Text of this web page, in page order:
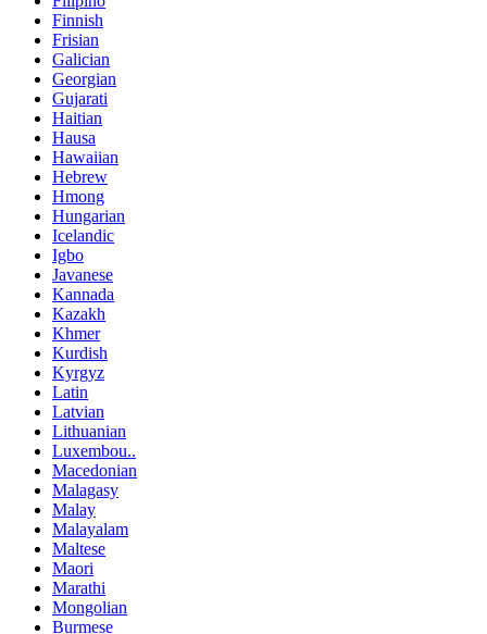
Finnish
Frisian
Galician
Georgian
Gujarati
Haitian
Hausa
Hawaiian
Hebrew
Hmong
Hungarian
Icelandic
Igbo
Javanese
Kannada
Kazakh
Khmer
Kurdish
Kyrgyz
Latin
Latvian
Lithuanian
Luxembou..
Macedonian
Malagasy
Malay
Malayalam
Maltese
Maori
Marathi
Mongolian
Burmese